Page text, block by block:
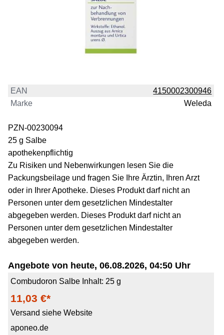
EAN
4150002300946
Marke
Weleda
PZN-00230094
25 g Salbe
apothekenpflichtig
Zu Risiken und Nebenwirkungen lesen Sie die
Packungsbeilage und fragen Sie Ihre Ärztin, Ihren Arzt
oder in Ihrer Apotheke. Dieses Produkt darf nicht an
Personen unter dem gesetzlichen Mindestalter
abgegeben werden. Dieses Produkt darf nicht an
Personen unter dem gesetzlichen Mindestalter
abgegeben werden.
Angebote von heute, 06.08.2026, 04:50 Uhr
Combudoron Salbe Inhalt: 25 g
11,03 €*
Versand siehe Website
aponeo.de